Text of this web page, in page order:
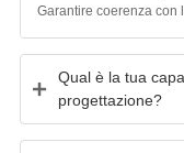
Qual è la tua
progettazione?
I tuoi materiali di